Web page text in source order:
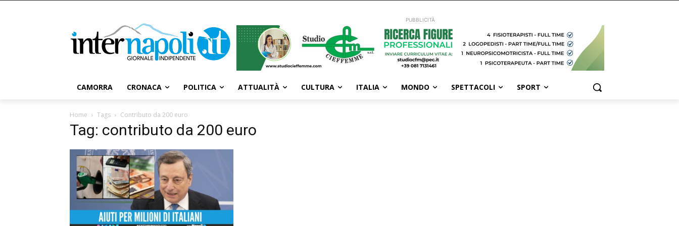
PUBBLICITÀ
CAMORRA CRONACA POLITICA ATTUALITÀ CULTURA ITALIA MONDO SPETTACOLI SPORT
Home Tags Contributo da 200 euro
Tag: contributo da 200 euro